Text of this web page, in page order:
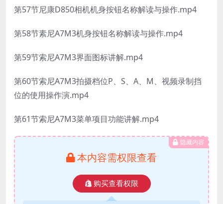
第57节尼康D850相机机身按钮名称解读与操作.mp4
第58节素尼A7M3机身按钮名称解读与操作.mp4
第59节索尼A7M3界面图标讲解.mp4
第60节索尼A7M3拍摄档位P、S、A、M、视频录制挡
位的使用操作演.mp4
第61节索尼A7M3菜单项目功能讲解.mp4
隐藏内容
本内容需权限查看
购买查看权限